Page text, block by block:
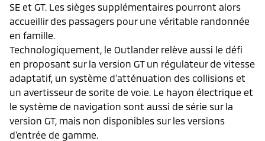
SE et GT. Les sièges supplémentaires pourront alors
accueillir des passagers pour une véritable randonnée
en famille.
Technologiquement, le Outlander relève aussi le défi
en proposant sur la version GT un régulateur de vitesse
adaptatif, un système d'atténuation des collisions et
un avertisseur de sorite de voie. Le hayon électrique et
le système de navigation sont aussi de série sur la
version GT, mais non disponibles sur les versions
d'entrée de gamme.